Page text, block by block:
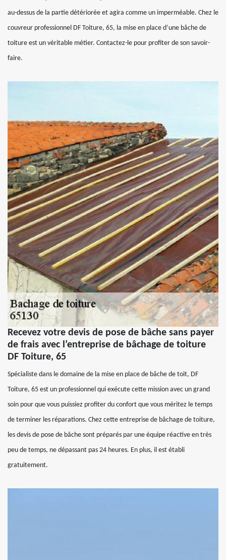
au-dessus de la partie détériorée et agira comme un imperméable. Chez le
couvreur professionnel DF Toiture, 65, la mise en place d’une bâche de
toiture est un véritable métier. Contactez-le pour profiter de son savoir-
faire.
Recevez votre devis de pose de bâche sans payer
de frais avec l’entreprise de bâchage de toiture
DF Toiture, 65
Spécialiste dans le domaine de la mise en place de bâche de toit, DF
Toiture, 65 est un professionnel qui exécute cette mission avec un grand
soin pour que vous puissiez profiter du confort que vous méritez le temps
de terminer les réparations. Chez cette entreprise de bâchage de toiture,
les devis de pose de bâche sont préparés par une équipe réactive en très
peu de temps, ne dépassant pas 24 heures. En plus, il est établi
gratuitement.